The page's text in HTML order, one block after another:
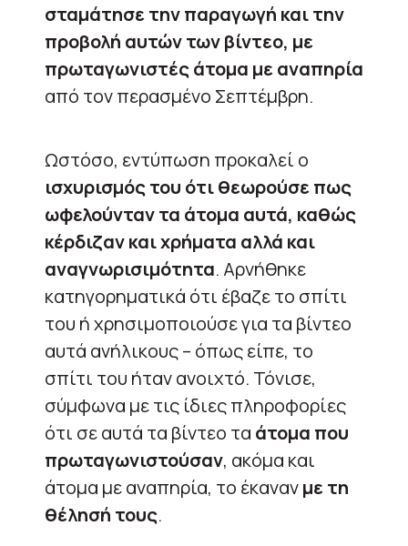
σταμάτησε την παραγωγή και την
προβολή αυτών των βίντεο, με
πρωταγωνιστές άτομα με αναπηρία
από τον περασμένο Σεπτέμβρη.
Ωστόσο, εντύπωση προκαλεί ο
ισχυρισμός του ότι θεωρούσε πως
ωφελούνταν τα άτομα αυτά, καθώς
κέρδιζαν και χρήματα αλλά και
αναγνωρισιμότητα. Αρνήθηκε
κατηγορηματικά ότι έβαζε το σπίτι
του ή χρησιμοποιούσε για τα βίντεο
αυτά ανήλικους – όπως είπε, το
σπίτι του ήταν ανοιχτό. Τόνισε,
σύμφωνα με τις ίδιες πληροφορίες
ότι σε αυτά τα βίντεο τα άτομα που
πρωταγωνιστούσαν, ακόμα και
άτομα με αναπηρία, το έκανανμε τη
θέλησή τους.